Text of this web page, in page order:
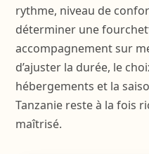
rythme, niveau de
déterminer une
accompagnement sur
d’ajuster la durée, le
hébergements et la
Tanzanie reste à la fois
maîtrisé.